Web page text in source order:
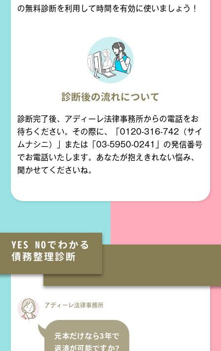
の無料診断を利用して時間を有効に使いましょう！
診断後の流れについて
診断完了後、アディーレ法律事務所からの電話をお
待ちください。その際に、「0120-316-742（サイ
ムナシニ）」または「03-5950-0241」の発信番号
でお電話いたします。あなたが抱えきれない悩み、
聞かせてくださいね。
YES NOでわかる
債務整理診断
アディーレ法律事務所
元本だけなら3年で
返済が可能ですか?